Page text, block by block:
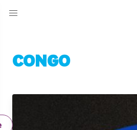
CONGO